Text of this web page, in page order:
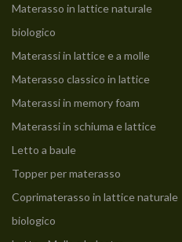
Materasso in lattice naturale
biologico
Materassi in lattice e a molle
Materasso classico in lattice
Materassi in memory foam
Materassi in schiuma e lattice
Letto a baule
Topper per materasso
Coprimaterasso in lattice naturale
biologico